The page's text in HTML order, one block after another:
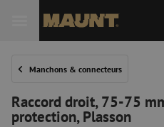
Manchons & connecteurs
Raccord droit, 75-75
protection, Plasson